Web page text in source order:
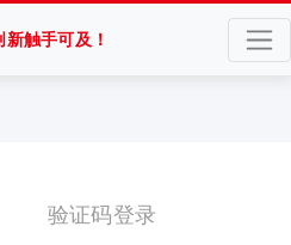
触手可及！
验证码登录